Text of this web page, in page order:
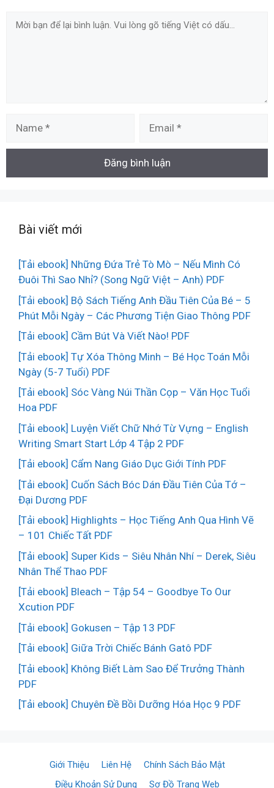
Comment
Bài viết mới
[Tải ebook] Những Đứa Trẻ Tò Mò – Nếu Mình Có
Đuôi Thì Sao Nhỉ? (Song Ngữ Việt – Anh) PDF
[Tải ebook] Bộ Sách Tiếng Anh Đầu Tiên Của Bé – 5
Phút Mỗi Ngày – Các Phương Tiện Giao Thông PDF
[Tải ebook] Cầm Bút Và Viết Nào! PDF
[Tải ebook] Tự Xóa Thông Minh – Bé Học Toán Mỗi
Ngày (5-7 Tuổi) PDF
[Tải ebook] Sóc Vàng Núi Thần Cọp – Văn Học Tuổi
Hoa PDF
[Tải ebook] Luyện Viết Chữ Nhớ Từ Vựng – English
Writing Smart Start Lớp 4 Tập 2 PDF
[Tải ebook] Cẩm Nang Giáo Dục Giới Tính PDF
[Tải ebook] Cuốn Sách Bóc Dán Đầu Tiên Của Tớ –
Đại Dương PDF
[Tải ebook] Highlights – Học Tiếng Anh Qua Hình Vẽ
– 101 Chiếc Tất PDF
[Tải ebook] Super Kids – Siêu Nhân Nhí – Derek, Siêu
Nhân Thể Thao PDF
[Tải ebook] Bleach – Tập 54 – Goodbye To Our
Xcution PDF
[Tải ebook] Gokusen – Tập 13 PDF
[Tải ebook] Giữa Trời Chiếc Bánh Gatô PDF
[Tải ebook] Không Biết Làm Sao Để Trưởng Thành
PDF
[Tải ebook] Chuyên Đề Bồi Dưỡng Hóa Học 9 PDF
Giới Thiệu Liên Hệ
Chính Sách Bảo Mật
Điều Khoản Sử Dụng
Sơ Đồ Trang Web